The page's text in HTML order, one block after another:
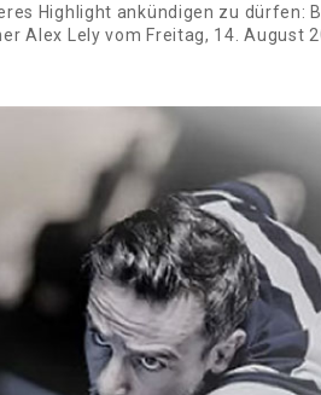
Highlight ankündigen zu dürfen:
Alex Lely vom Freitag, 14. August